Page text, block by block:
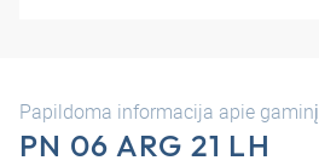
Papildoma informacija apie gaminį
PN 06 ARG 21 LH